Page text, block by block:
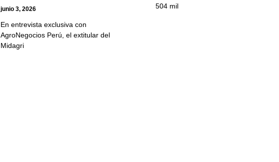
junio 3, 2026
En entrevista exclusiva con
AgroNegocios Perú, el extitular del
Midagri
504 mil